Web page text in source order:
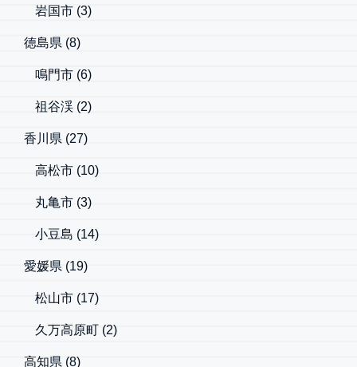
岩国市 (3)
徳島県 (8)
鳴門市 (6)
祖谷渓 (2)
香川県 (27)
高松市 (10)
丸亀市 (3)
小豆島 (14)
愛媛県 (19)
松山市 (17)
久万高原町 (2)
高知県 (8)